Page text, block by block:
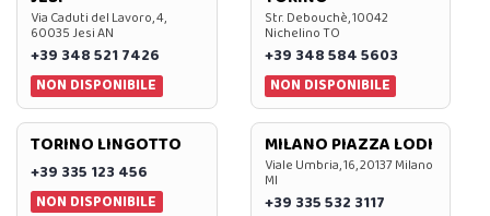
Via Caduti del Lavoro, 4,
60035 Jesi AN
+39 348 521 7426
NON DISPONIBILE
Str. Debouchè, 10042
Nichelino TO
+39 348 584 5603
NON DISPONIBILE
TORINO LINGOTTO
+39 335 123 456
NON DISPONIBILE
MILANO PIAZZA LODI
Viale Umbria, 16, 20137 Milano
MI
+39 335 532 3117